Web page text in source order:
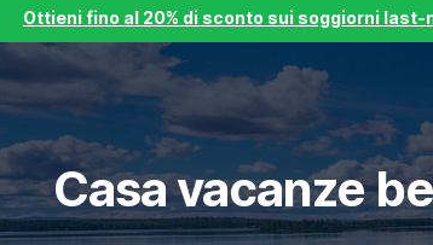
Ottieni fino al 20% di sconto sui soggiorni
Casa vacanze